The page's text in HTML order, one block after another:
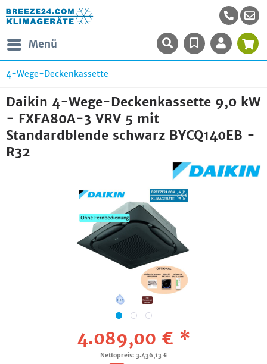
Menü
4-Wege-Deckenkassette
Daikin 4-Wege-Deckenkassette 9,0 kW
- FXFA80A-3 VRV 5 mit
Standardblende schwarz BYCQ140EB -
R32
4.089,00 € *
Nettopreis: 3.436,13 €